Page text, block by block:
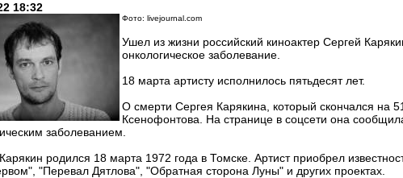
18:32
Фото: livejournal.com
Ушел из жизни российский киноактер Сергей
онкологическое заболевание.
18 марта артисту исполнилось пятьдесят лет.
О смерти Сергея Карякина, который скончался на
Ксенофонтова. На странице в соцсети она
заболеванием.
родился 18 марта 1972 года в Томске. Артист приобрел
"Перевал Дятлова", "Обратная сторона Луны" и других проектах.